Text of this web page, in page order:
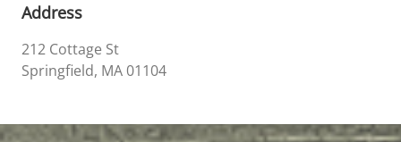
Address
212 Cottage St
Springfield, MA 01104